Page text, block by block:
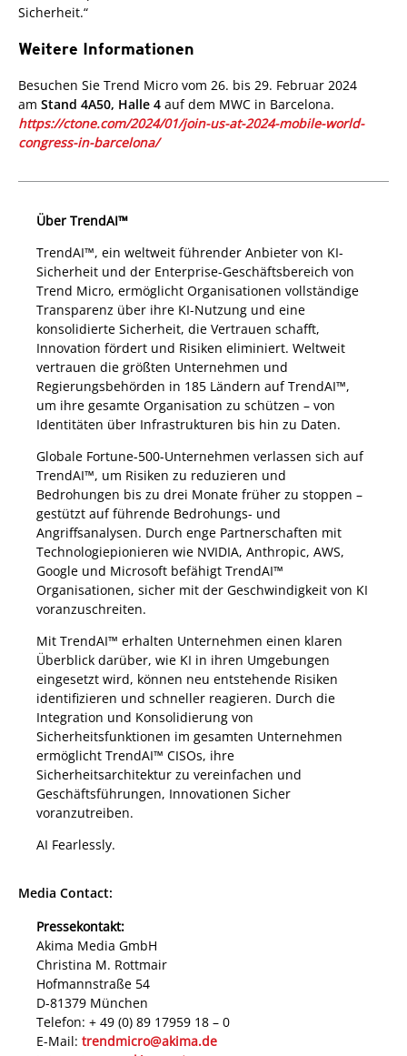
Sicherheit.“
Weitere Informationen
Besuchen Sie Trend Micro vom 26. bis 29. Februar 2024
am Stand 4A50, Halle 4 auf dem MWC in Barcelona.
https://ctone.com/2024/01/join-us-at-2024-mobile-world-
congress-in-barcelona/
Über TrendAI™
TrendAI™, ein weltweit führender Anbieter von KI-
Sicherheit und der Enterprise-Geschäftsbereich von
Trend Micro, ermöglicht Organisationen vollständige
Transparenz über ihre KI-Nutzung und eine
konsolidierte Sicherheit, die Vertrauen schafft,
Innovation fördert und Risiken eliminiert. Weltweit
vertrauen die größten Unternehmen und
Regierungsbehörden in 185 Ländern auf TrendAI™,
um ihre gesamte Organisation zu schützen – von
Identitäten über Infrastrukturen bis hin zu Daten.
Globale Fortune-500-Unternehmen verlassen sich auf
TrendAI™, um Risiken zu reduzieren und
Bedrohungen bis zu drei Monate früher zu stoppen –
gestützt auf führende Bedrohungs- und
Angriffsanalysen. Durch enge Partnerschaften mit
Technologiepionieren wie NVIDIA, Anthropic, AWS,
Google und Microsoft befähigt TrendAI™
Organisationen, sicher mit der Geschwindigkeit von KI
voranzuschreiten.
Mit TrendAI™ erhalten Unternehmen einen klaren
Überblick darüber, wie KI in ihren Umgebungen
eingesetzt wird, können neu entstehende Risiken
identifizieren und schneller reagieren. Durch die
Integration und Konsolidierung von
Sicherheitsfunktionen im gesamten Unternehmen
ermöglicht TrendAI™ CISOs, ihre
Sicherheitsarchitektur zu vereinfachen und
Geschäftsführungen, Innovationen Sicher
voranzutreiben.
AI Fearlessly.
Media Contact:
Pressekontakt:
Akima Media GmbH
Christina M. Rottmair
Hofmannstraße 54
D-81379 München
Telefon: + 49 (0) 89 17959 18 – 0
E-Mail: trendmicro@akima.de